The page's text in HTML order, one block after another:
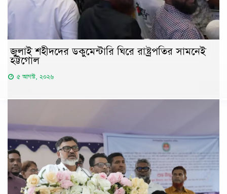
জুলাই শহীদদের ডকুমেন্টারি ঘিরে রাষ্ট্রপতির সামনেই
হট্টগোল
৫ আগস্ট, ২০২৬